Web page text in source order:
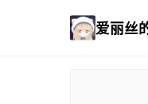
爱丽丝